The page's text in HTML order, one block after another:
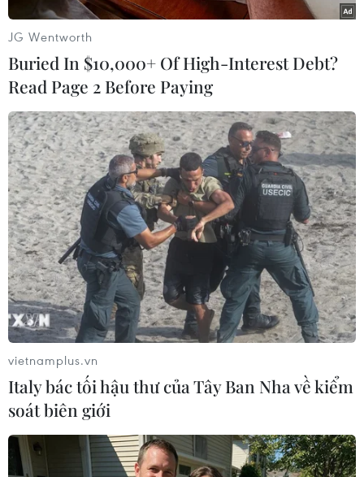
#Bệnh viện Trung ương Huế
#Dị tật bẩm sinh
#Phẫu thuật thẩm mỹ
#Phẫu thuật nhân đạo
#Hở hàm ếch
#Đại học Stanford
Theo dõi VietnamPlus
TIN LIÊN QUAN
JG Wentworth
Buried In $10,000+ Of High-Interest Debt?
Read Page 2 Before Paying
vietnamplus.vn
Italy bác tối hậu thư của Tây Ban Nha về kiểm
soát biên giới